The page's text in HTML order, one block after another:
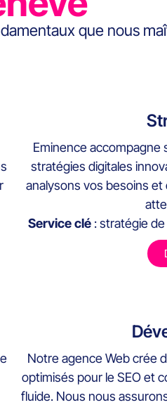
que nous
Eminence accompagne
stratégies digitales
analysons vos besoins
Service clé: stratégie de
Notre agence Web crée
optimisés pour le SEO et
fluide. Nous nous